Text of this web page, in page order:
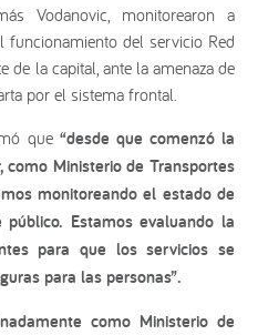
Vodanovic, monitorearon a
funcionamiento del servicio Red
de la capital, ante la amenaza de
por el sistema frontal.
que “desde que comenzó la
Ministerio de Transportes
monitoreando el estado de
Estamos evaluando la
para que los servicios se
para las personas”.
como Ministerio de